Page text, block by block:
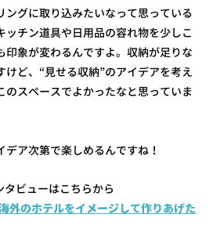
ングに取り込みたいなって思っている
ッチン道具や日用品の容れ物を少しこ
印象が変わるんですよ。収納が足りな
けど、“見せる収納”のアイデアを考え
のスペースでよかったなと思っていま
デア次第で楽しめるんですね！
ビューはこちらから
外のホテルをイメージして作りあげた